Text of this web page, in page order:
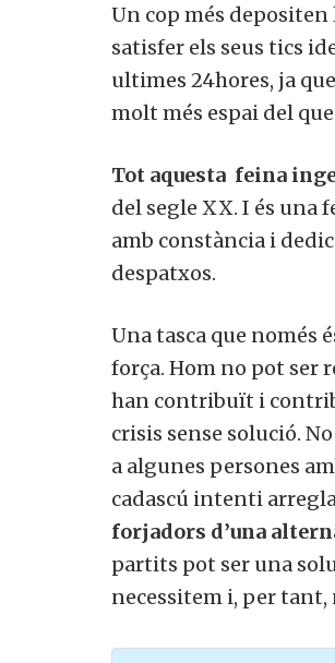
Un cop més depositen
satisfer els seus tics
ultimes 24hores, ja
molt més espai del
Tot aquesta feina
del segle XX. I és una
amb constància i
despatxos.
Una tasca que només
força. Hom no pot ser
han contribuït i
crisis sense solució.
a algunes persones
cadascú intenti
forjadors d’una
partits pot ser una
necessitem i, per tant,